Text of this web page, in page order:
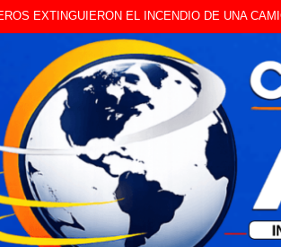
EXTINGUIERON EL INCENDIO DE UNA